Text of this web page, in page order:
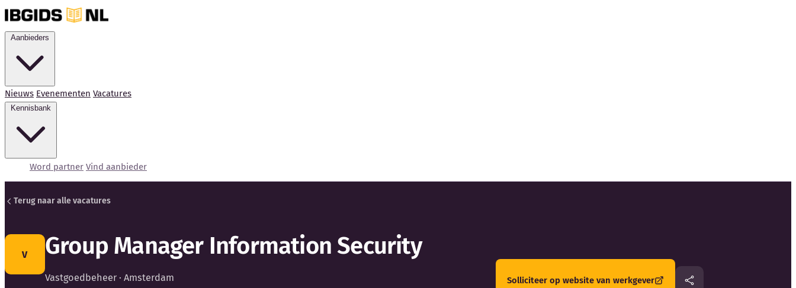
Nieuws Evenementen Vacatures
Word partner Vind aanbieder
Terug naar alle vacatures
V Group Manager Information Security
Vastgoedbeheer · Amsterdam Solliciteer op website van werkgever